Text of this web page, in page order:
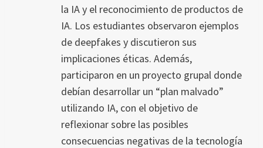
la IA y el reconocimiento de productos de
IA. Los estudiantes observaron ejemplos
de deepfakes y discutieron sus
implicaciones éticas. Además,
participaron en un proyecto grupal donde
debían desarrollar un “plan malvado”
utilizando IA, con el objetivo de
reflexionar sobre las posibles
consecuencias negativas de la tecnología